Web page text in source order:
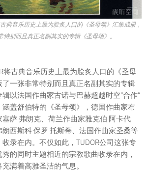
典音乐历史上最为脍炙人口的《圣母颂》汇集成册，
特别而且真正名副其实的专辑《圣母颂》。
将古典音乐历史上最为脍炙人口的《圣母
一张非常特别而且真正名副其实的专辑
辑以法国作曲家古诺与巴赫超越时空“合作”
盖舒伯特的《圣母颂》，德国作曲家布
萨·弗朗克、荷兰作曲家雅克伯·阿卡代
西斯科·保罗·托斯蒂、法国作曲家圣桑等
录在内。不仅如此，TUDOR公司这张专
的同时主题相近的宗教歌曲收录在内，
满着高雅圣洁的气息。